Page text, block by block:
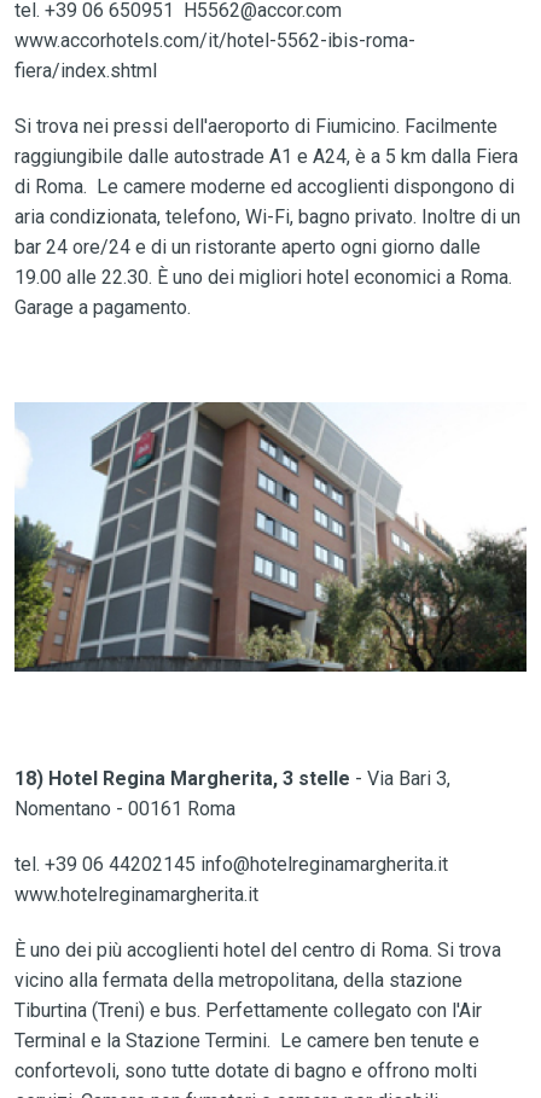
tel. +39 06 650951 H5562@accor.com
www.accorhotels.com/it/hotel-5562-ibis-roma-
fiera/index.shtml
Si trova nei pressi dell'aeroporto di Fiumicino. Facilmente
raggiungibile dalle autostrade A1 e A24, è a 5 km dalla Fiera
di Roma. Le camere moderne ed accoglienti dispongono di
aria condizionata, telefono, Wi-Fi, bagno privato. Inoltre di un
bar 24 ore/24 e di un ristorante aperto ogni giorno dalle
19.00 alle 22.30. È uno dei migliori hotel economici a Roma.
Garage a pagamento.
18) Hotel Regina Margherita, 3 stelle - Via Bari 3,
Nomentano - 00161 Roma
tel. +39 06 44202145 info@hotelreginamargherita.it
www.hotelreginamargherita.it
È uno dei più accoglienti hotel del centro di Roma. Si trova
vicino alla fermata della metropolitana, della stazione
Tiburtina (Treni) e bus. Perfettamente collegato con l'Air
Terminal e la Stazione Termini. Le camere ben tenute e
confortevoli, sono tutte dotate di bagno e offrono molti